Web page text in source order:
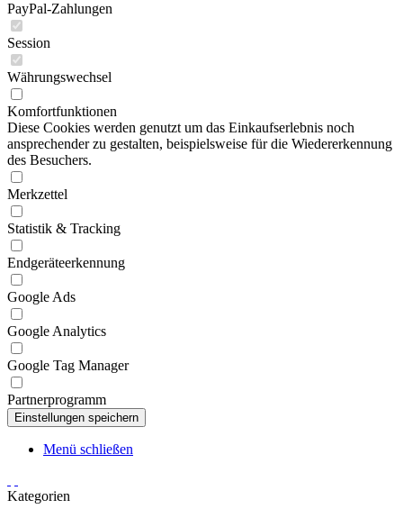
PayPal-Zahlungen
Session
Währungswechsel
Komfortfunktionen
Diese Cookies werden genutzt um das Einkaufserlebnis noch
ansprechender zu gestalten, beispielsweise für die Wiedererkennung
des Besuchers.
Merkzettel
Statistik & Tracking
Endgeräteerkennung
Google Ads
Google Analytics
Google Tag Manager
Partnerprogramm
Menü schließen
Kategorien